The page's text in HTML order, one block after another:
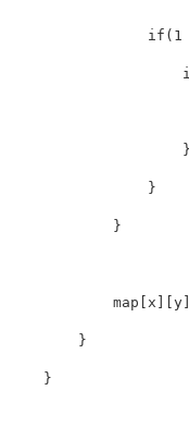
if ( 1
}
}
}
            map
[ x ] [y]
}
}